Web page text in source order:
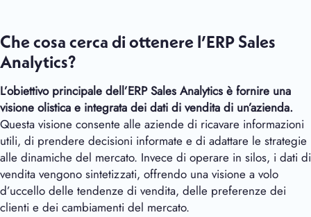
Che cosa cerca di ottenere l’ERP Sales
Analytics?
L’obiettivo principale dell’ERP Sales Analytics è fornire una
visione olistica e integrata dei dati di vendita di un’azienda.
Questa visione consente alle aziende di ricavare informazioni
utili, di prendere decisioni informate e di adattare le strategie
alle dinamiche del mercato. Invece di operare in silos, i dati di
vendita vengono sintetizzati, offrendo una visione a volo
d’uccello delle tendenze di vendita, delle preferenze dei
clienti e dei cambiamenti del mercato.